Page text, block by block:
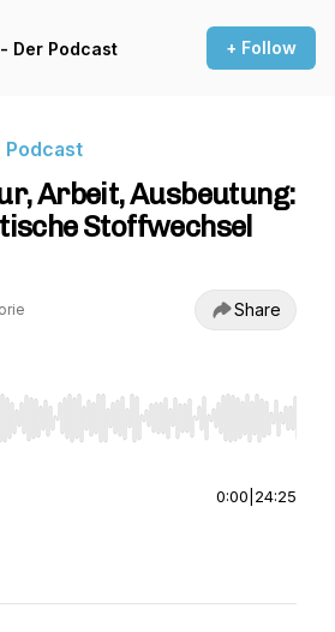
Der Podcast + Follow
Podcast
Arbeit, Ausbeutung:
Stoffwechsel
Share
Right to seek, Home/End to jump to
0:00 24:25